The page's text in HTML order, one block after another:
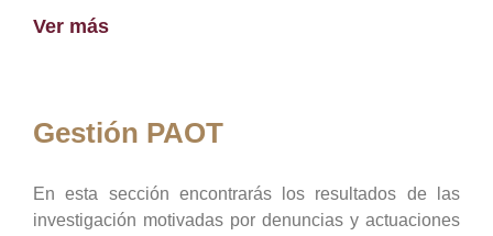
Ver más
Gestión PAOT
En esta sección encontrarás los resultados de las
investigación motivadas por denuncias y actuaciones